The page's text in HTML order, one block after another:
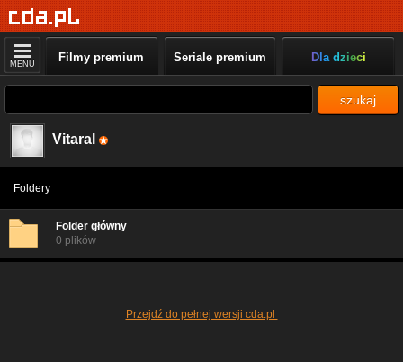
MENU Filmy premium Seriale premium Dla dzieci
szukaj
Vitaral
Foldery
Folder główny
0 plików
Przejdź do pełnej wersji cda.pl